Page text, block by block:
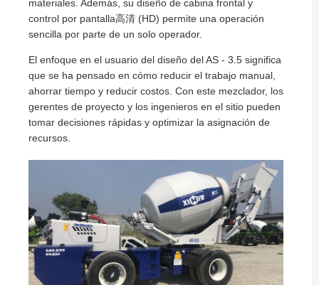
materiales. Además, su diseño de cabina frontal y
control por pantalla高清 (HD) permite una operación
sencilla por parte de un solo operador.
El enfoque en el usuario del diseño del AS - 3.5 significa
que se ha pensado en cómo reducir el trabajo manual,
ahorrar tiempo y reducir costos. Con este mezclador, los
gerentes de proyecto y los ingenieros en el sitio pueden
tomar decisiones rápidas y optimizar la asignación de
recursos.